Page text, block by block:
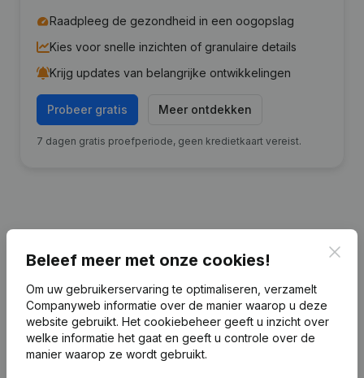
Raadpleeg de gezondheid in een oogopslag
Kies voor snelle inzichten of granulaire details
Krijg updates van belangrijke ontwikkelingen
Probeer gratis Meer ontdekken
7 dagen gratis proefperiode, geen kredietkaart vereist.
Datum Publicatie
21-11-2022
Kapitaal - Aandelen - Statuten
(Vertaling, Coördinatie, Overige
Wijzigingen, …)
Beleef meer met onze cookies!
Om uw gebruikerservaring te optimaliseren, verzamelt
Companyweb informatie over de manier waarop u deze
website gebruikt. Het cookiebeheer geeft u inzicht over
welke informatie het gaat en geeft u controle over de
manier waarop ze wordt gebruikt.